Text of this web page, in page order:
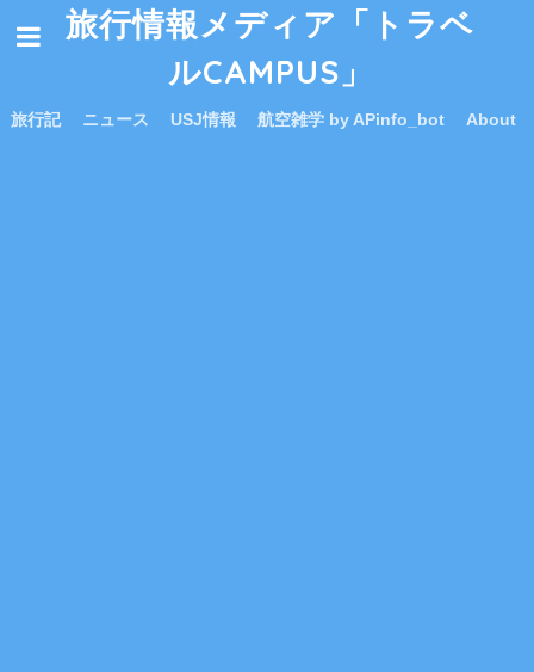
旅行情報メディア「トラベ
ルCAMPUS」
旅行記 ニュース USJ情報 航空雑学 by APinfo_bot About